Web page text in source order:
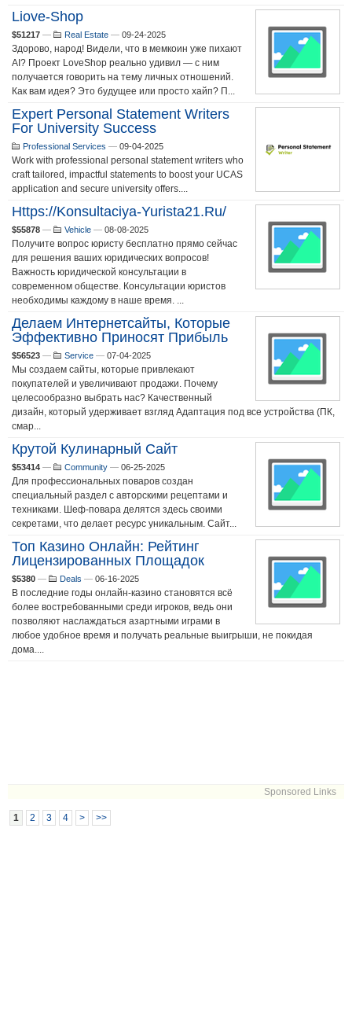
Liove-Shop
$51217 — Real Estate — 09-24-2025
Здорово, народ! Видели, что в мемкоин уже пихают
AI? Проект LoveShop реально удивил — с ним
получается говорить на тему личных отношений.
Как вам идея? Это будущее или просто хайп? П...
Expert Personal Statement Writers
For University Success
Professional Services — 09-04-2025
Work with professional personal statement writers who
craft tailored, impactful statements to boost your UCAS
application and secure university offers....
Https://konsultaciya-Yurista21.ru/
$55878 — Vehicle — 08-08-2025
Получите вопрос юристу бесплатно прямо сейчас
для решения ваших юридических вопросов!
Важность юридической консультации в
современном обществе. Консультации юристов
необходимы каждому в наше время. ...
Делаем Интернетсайты, Которые
Эффективно Приносят Прибыль
$56523 — Service — 07-04-2025
Мы создаем сайты, которые привлекают
покупателей и увеличивают продажи. Почему
целесообразно выбрать нас? Качественный
дизайн, который удерживает взгляд Адаптация под все устройства (ПК,
смар...
Крутой Кулинарный Сайт
$53414 — Community — 06-25-2025
Для профессиональных поваров создан
специальный раздел с авторскими рецептами и
техниками. Шеф-повара делятся здесь своими
секретами, что делает ресурс уникальным. Сайт...
Топ Казино Онлайн: Рейтинг
Лицензированных Площадок
$5380 — Deals — 06-16-2025
В последние годы онлайн-казино становятся всё
более востребованными среди игроков, ведь они
позволяют наслаждаться азартными играми в
любое удобное время и получать реальные выигрыши, не покидая
дома....
Sponsored Links
1 2 3 4 > >>